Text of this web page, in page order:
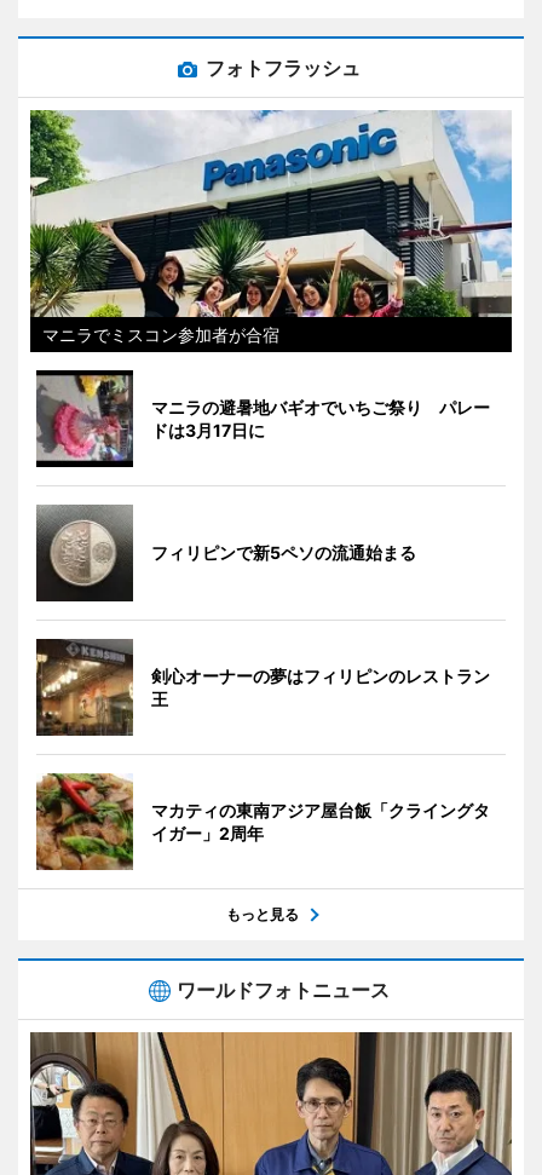
フォトフラッシュ
マニラでミスコン参加者が合宿
マニラの避暑地バギオでいちご祭り パレー
ドは3月17日に
フィリピンで新5ペソの流通始まる
剣心オーナーの夢はフィリピンのレストラン
王
マカティの東南アジア屋台飯「クライングタ
イガー」2周年
もっと見る
ワールドフォトニュース